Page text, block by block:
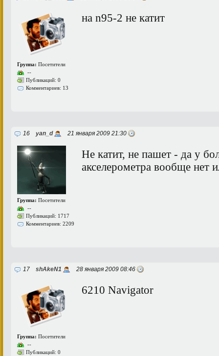
Группа: Посетители
--
Публикаций: 0
Комментариев: 13
на n95-2 не катит
16 yan_d 21 января 2009 21:30
Группа: Посетители
--
Публикаций: 1717
Комментариев: 2209
Не катит, не пашет - да у
акселерометра вообще нет
17 shAkeN1 28 января 2009 08:46
Группа: Посетители
--
Публикаций: 0
6210 Navigator